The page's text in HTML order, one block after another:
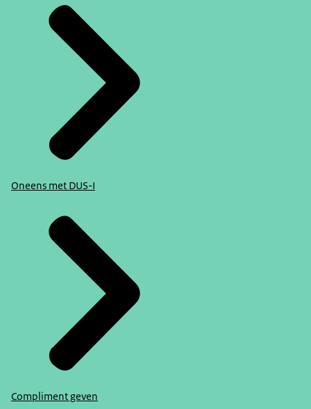
Oneens met DUS-I
Compliment geven